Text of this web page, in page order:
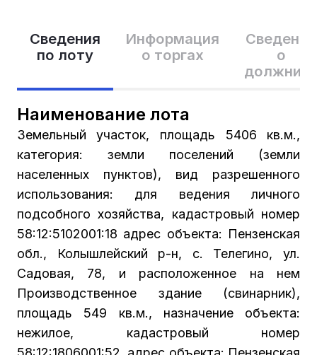
Сведения
по лоту
Информация
о торгах
Сведения
о
Наименование лота
Земельный участок, площадь 5406 кв.м.,
категория: земли поселений (земли
населенных пунктов), вид разрешенного
использования: для ведения личного
подсобного хозяйства, кадастровый номер
58:12:5102001:18 адрес объекта: Пензенская
обл., Колышлейский р-н, с. Телегино, ул.
Садовая, 78, и расположенное на нем
Производственное здание (свинарник),
площадь 549 кв.м., назначение объекта:
нежилое, кадастровый номер